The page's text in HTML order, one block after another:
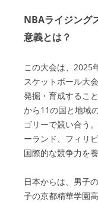
NBAライジング
意義とは？
この大会は、2025
スケットボール大
発掘・育成するこ
から11の国と地域
ゴリーで競い合う
ーランド、フィリ
国際的な競争力を
日本からは、男子
子の京都精華学園